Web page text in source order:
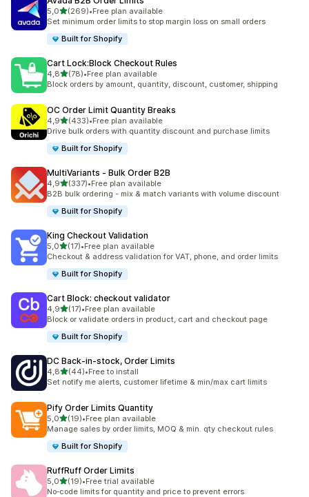
5,0na 5 gwiazdek
(269)
Łączna liczba recenzji: 269
•Free plan available
Set minimum order limits to stop margin loss on small orders
Built for Shopify
Cart Lock:Block Checkout Rules
4,8na 5 gwiazdek
(78)
Łączna liczba recenzji: 78
•Free plan available
Block orders by amount, quantity, discount, customer, shipping
OC Order Limit Quantity Breaks
4,9na 5 gwiazdek
(433)
Łączna liczba recenzji: 433
•Free plan available
Drive bulk orders with quantity discount and purchase limits
Built for Shopify
MultiVariants ‑ Bulk Order B2B
4,9na 5 gwiazdek
(337)
Łączna liczba recenzji: 337
•Free plan available
B2B bulk ordering - mix & match variants with volume discount
Built for Shopify
King Checkout Validation
5,0na 5 gwiazdek
(17)
Łączna liczba recenzji: 17
•Free plan available
Checkout & address validation for VAT, phone, and order limits
Built for Shopify
Cart Block: checkout validator
4,9na 5 gwiazdek
(17)
Łączna liczba recenzji: 17
•Free plan available
Block or validate orders in product, cart and checkout page
Built for Shopify
DC Back‑in‑stock, Order Limits
4,8na 5 gwiazdek
(44)
Łączna liczba recenzji: 44
•Free to install
Set notify me alerts, customer lifetime & min/max cart limits
Pify Order Limits Quantity
5,0na 5 gwiazdek
(19)
Łączna liczba recenzji: 19
•Free plan available
Manage sales by order limits, MOQ & min. qty checkout rules
Built for Shopify
RuffRuff Order Limits
5,0na 5 gwiazdek
(19)
Łączna liczba recenzji: 19
•Free trial available
No‑code limits for quantity and price to prevent errors